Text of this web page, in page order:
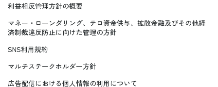
利益相反管理方針の概要
マネー・ローンダリング、テロ資金供与、拡散金融及びその他経
済制裁違反防止に向けた管理の方針
SNS利用規約
マルチステークホルダー方針
広告配信における個人情報の利用について